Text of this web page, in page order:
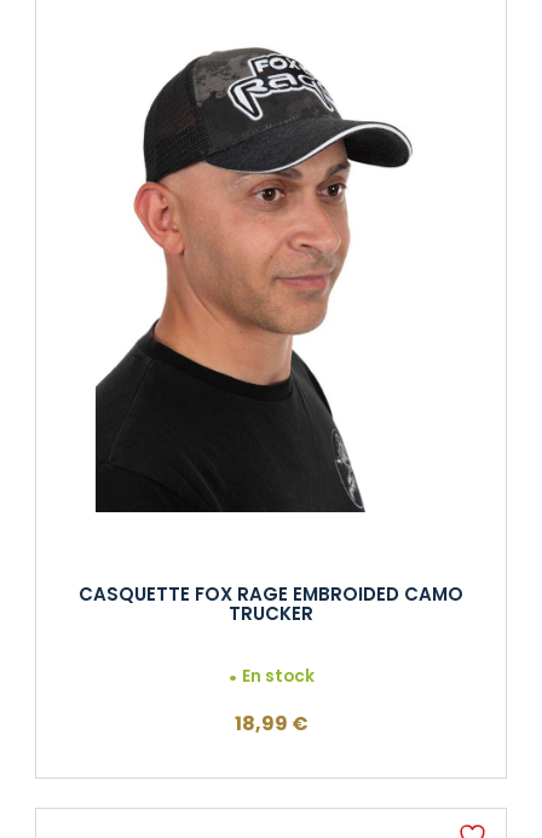
CASQUETTE FOX RAGE EMBROIDED CAMO
TRUCKER
En stock
18,99 €